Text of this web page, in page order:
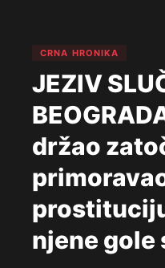
CRNA HRONIKA
JEZIV
držao
njene gole